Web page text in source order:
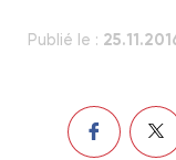
Publié le :